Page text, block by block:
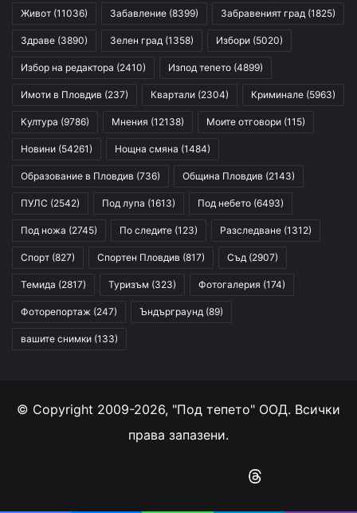
Живот (11036) Забавление (8399) Забравеният град (1825)
Здраве (3890) Зелен град (1358) Избори (5020)
Избор на редактора (2410) Изпод тепето (4899)
Имоти в Пловдив (237) Квартали (2304) Криминале (5963)
Култура (9786) Мнения (12138) Моите отговори (115)
Новини (54261) Нощна смяна (1484)
Образование в Пловдив (736) Община Пловдив (2143)
ПУЛС (2542) Под лупа (1613) Под небето (6493)
Под ножа (2745) По следите (123) Разследване (1312)
Спорт (827) Спортен Пловдив (817) Съд (2907)
Темида (2817) Туризъм (323) Фотогалерия (174)
Фоторепортаж (247) Ъндърграунд (89)
вашите снимки (133)
© Copyright 2009-2026, "Под тепето" ООД. Всички
права запазени.
Instagram
RSS